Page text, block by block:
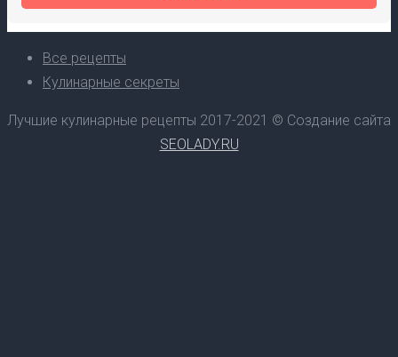
Все рецепты
Кулинарные секреты
Лучшие кулинарные рецепты 2017-2021 © Создание сайта
SEOLADY.RU